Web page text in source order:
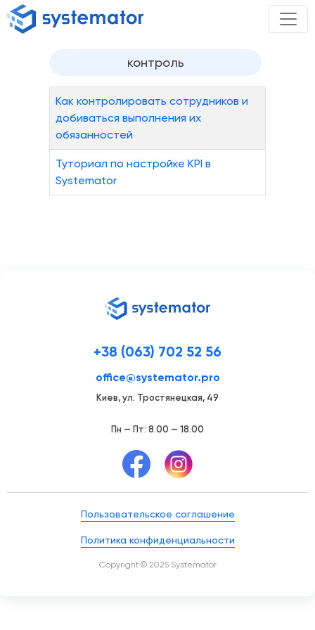
контроль
Как контролировать сотрудников и
добиваться выполнения их
обязанностей
Туториал по настройке KPI в
Systemator
Киев, ул. Тростянецкая, 49
Пн — Пт: 8.00 — 18.00
office@systemator.pro
+38 (063) 702 52 56
Пользовательское соглашение
Политика конфиденциальности
Copyright © 2025 Systemator